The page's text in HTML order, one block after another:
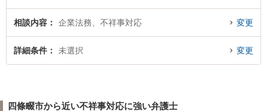
相談内容 企業法務、不祥事対応 変更
詳細条件 未選択 変更
四條畷市から近い不祥事対応に強い弁護士